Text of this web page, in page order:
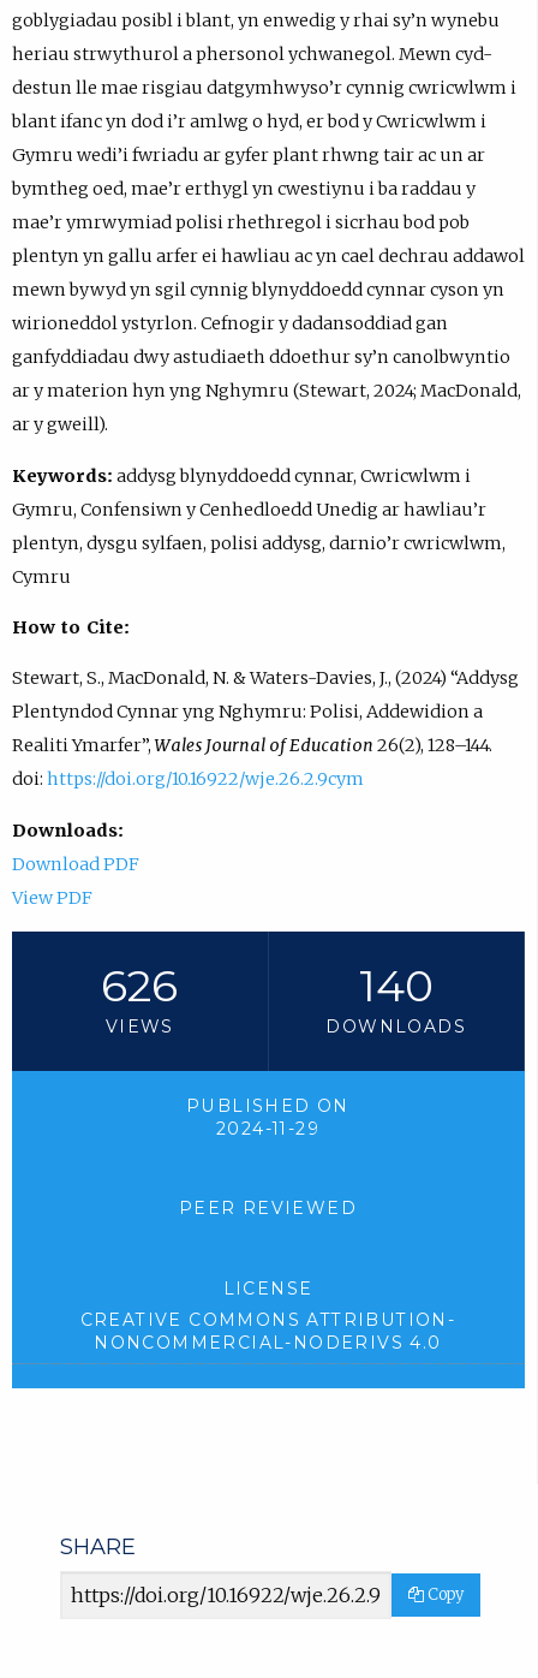
goblygiadau posibl i blant, yn enwedig y rhai sy’n wynebu
heriau strwythurol a phersonol ychwanegol. Mewn cyd-
destun lle mae risgiau datgymhwyso’r cynnig cwricwlwm i
blant ifanc yn dod i’r amlwg o hyd, er bod y Cwricwlwm i
Gymru wedi’i fwriadu ar gyfer plant rhwng tair ac un ar
bymtheg oed, mae’r erthygl yn cwestiynu i ba raddau y
mae’r ymrwymiad polisi rhethregol i sicrhau bod pob
plentyn yn gallu arfer ei hawliau ac yn cael dechrau addawol
mewn bywyd yn sgil cynnig blynyddoedd cynnar cyson yn
wirioneddol ystyrlon. Cefnogir y dadansoddiad gan
ganfyddiadau dwy astudiaeth ddoethur sy’n canolbwyntio
ar y materion hyn yng Nghymru (Stewart, 2024; MacDonald,
ar y gweill).
Keywords: addysg blynyddoedd cynnar, Cwricwlwm i
Gymru, Confensiwn y Cenhedloedd Unedig ar hawliau’r
plentyn, dysgu sylfaen, polisi addysg, darnio’r cwricwlwm,
Cymru
How to Cite:
Stewart, S., MacDonald, N. & Waters-Davies, J., (2024) “Addysg
Plentyndod Cynnar yng Nghymru: Polisi, Addewidion a
Realiti Ymarfer”,Wales Journal of Education 26(2), 128–144.
doi: https://doi.org/10.16922/wje.26.2.9cym
Downloads:
Download PDF
View PDF
626
VIEWS
140
DOWNLOADS
PUBLISHED ON
2024-11-29
PEER REVIEWED
LICENSE
CREATIVE COMMONS ATTRIBUTION-
NONCOMMERCIAL-NODERIVS 4.0
SHARE
Article
Copy